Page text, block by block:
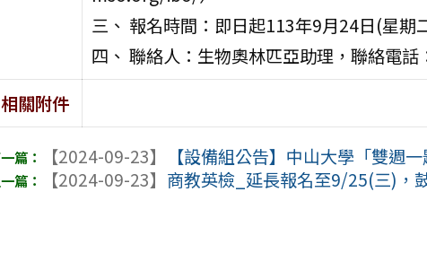
三、 報名時間：即日起113年9月24日(星期
四、 聯絡人：生物奧林匹亞助理，聯絡電話
相關附件
【2024-09-23】
【設備組公告】中山大學「雙週
【2024-09-23】 商教英檢_延長報名至9/25(三)，